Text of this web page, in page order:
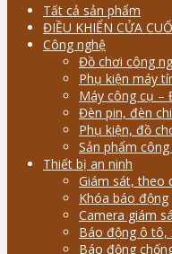
Tất cả sản phẩm
ĐIỀU KHIỂN CỬA
Công nghệ
Đồ chơi công
Phụ kiện máy
Máy công cụ –
Đèn pin, đèn
Phụ kiện, đồ
Sản phẩm
Thiết bị an ninh
Giám sát, theo
Khóa báo động
Camera giám
Báo động ô tô,
Báo động